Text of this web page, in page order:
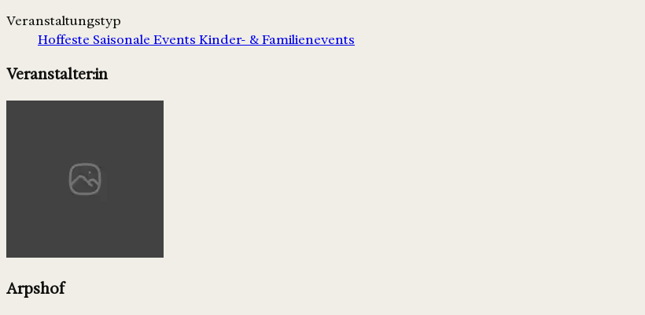
Veranstaltungstyp
Hoffeste Saisonale Events Kinder- & Familienevents
Veranstalter:in
Arpshof